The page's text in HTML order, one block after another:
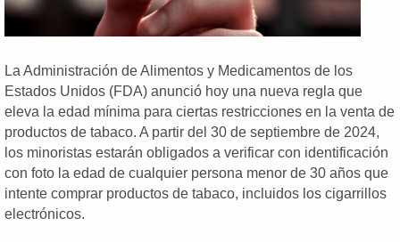
La Administración de Alimentos y Medicamentos de los
Estados Unidos (FDA) anunció hoy una nueva regla que
eleva la edad mínima para ciertas restricciones en la venta de
productos de tabaco. A partir del 30 de septiembre de 2024,
los minoristas estarán obligados a verificar con identificación
con foto la edad de cualquier persona menor de 30 años que
intente comprar productos de tabaco, incluidos los cigarrillos
electrónicos.